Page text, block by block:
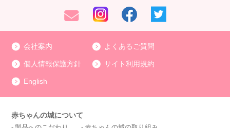
会社案内 よくあるご質問
個人情報保護方針 サイト利用規約
English
赤ちゃんの城について